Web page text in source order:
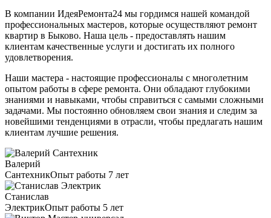
В компании ИдеяРемонта24 мы гордимся нашей командой
профессиональных мастеров, которые осуществляют ремонт
квартир в Быково. Наша цель - предоставлять нашим
клиентам качественные услуги и достигать их полного
удовлетворения.
Наши мастера - настоящие профессионалы с многолетним
опытом работы в сфере ремонта. Они обладают глубокими
знаниями и навыками, чтобы справиться с самыми сложными
задачами. Мы постоянно обновляем свои знания и следим за
новейшими тенденциями в отрасли, чтобы предлагать нашим
клиентам лучшие решения.
Валерий
СантехникОпыт работы 7 лет
Станислав
ЭлектрикОпыт работы 5 лет